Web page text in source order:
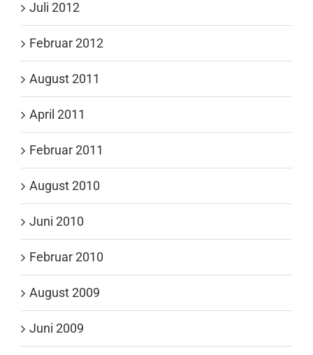
Juli 2012
Februar 2012
August 2011
April 2011
Februar 2011
August 2010
Juni 2010
Februar 2010
August 2009
Juni 2009